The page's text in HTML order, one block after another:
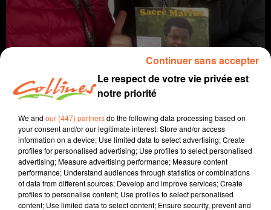
Infos
24 novembre 2024 - 36 min 20 sec
SPORTS MATIN DIMANCHE 24 NOVEMBRE
Le respect de votre vie privée est
notre priorité
We and our (447) partnersdo the following data processing based on
your consent and/or our legitimate interest: Store and/or access
information on a device; Use limited data to select advertising; Create
profiles for personalised advertising; Use profiles to select personalised
advertising; Measure advertising performance; Measure content
performance; Understand audiences through statistics or combinations
of data from different sources; Develop and improve services; Create
profiles to personalise content; Use profiles to select personalised
content; Use limited data to select content; Ensure security, prevent and
Continuer sans accepter